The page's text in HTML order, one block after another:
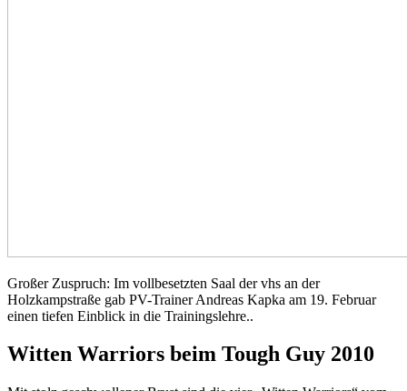
Großer Zuspruch: Im vollbesetzten Saal der vhs an der
Holzkampstraße gab PV-Trainer Andreas Kapka am 19. Februar
einen tiefen Einblick in die Trainingslehre..
Witten Warriors beim Tough Guy 2010